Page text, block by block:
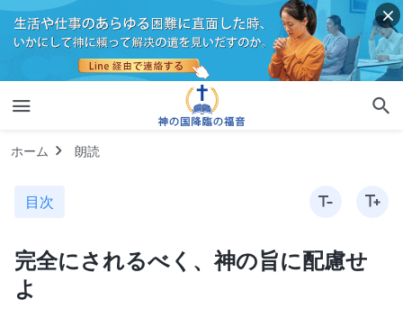
ホーム 朗読
目次
完全にされるべく、神の旨に配慮せ
よ